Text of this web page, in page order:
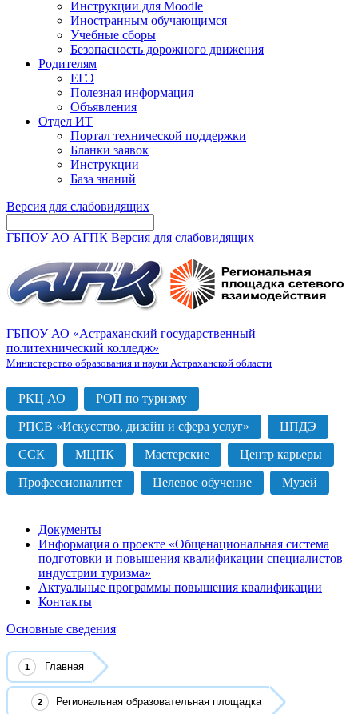
Инструкции для Moodle
Иностранным обучающимся
Учебные сборы
Безопасность дорожного движения
Родителям
ЕГЭ
Полезная информация
Объявления
Отдел ИТ
Портал технической поддержки
Бланки заявок
Инструкции
База знаний
Версия для слабовидящих
ГБПОУ АО АГПК Версия для слабовидящих
ГБПОУ АО «Астраханский государственный
политехнический колледж»
Министерство образования и науки Астраханской области
РКЦ АО РОП по туризму
РПСВ «Искусство, дизайн и сфера услуг» ЦПДЭ
ССК МЦПК Мастерские Центр карьеры
Профессионалитет Целевое обучение Музей
Документы
Информация о проекте «Общенациональная система
подготовки и повышения квалификации специалистов
индустрии туризма»
Актуальные программы повышения квалификации
Контакты
Основные сведения
Главная
Региональная образовательная площадка